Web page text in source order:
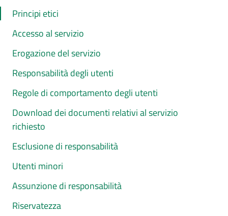
Principi etici
Accesso al servizio
Erogazione del servizio
Responsabilità degli utenti
Regole di comportamento degli utenti
Download dei documenti relativi al servizio
richiesto
Esclusione di responsabilità
Utenti minori
Assunzione di responsabilità
Riservatezza